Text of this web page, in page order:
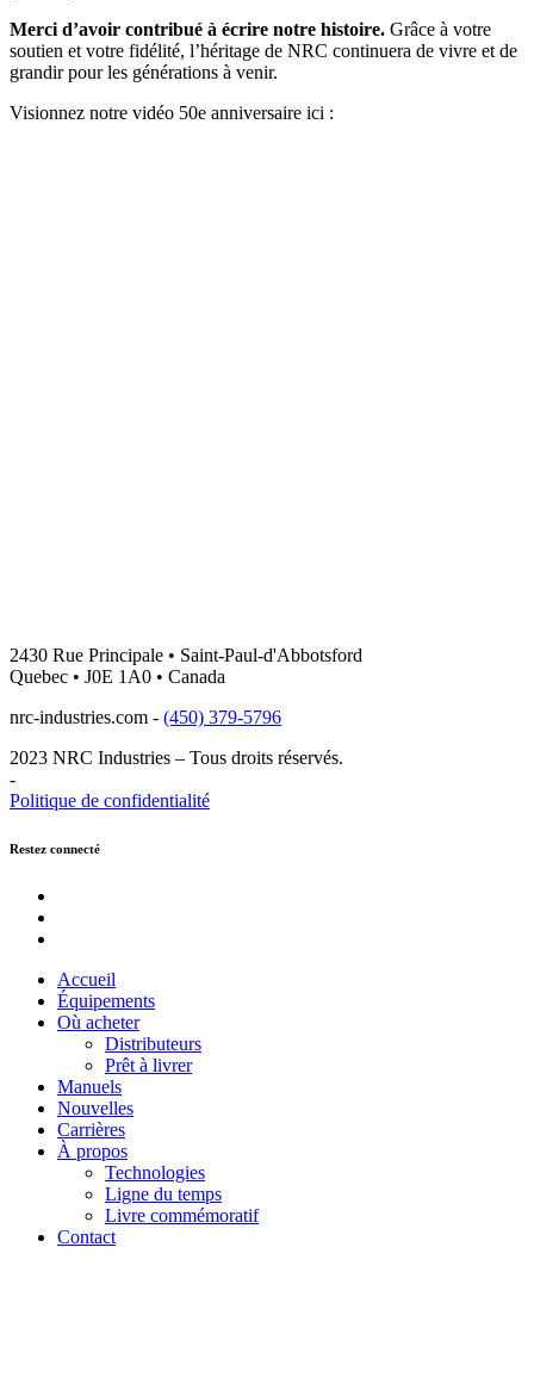
Merci d’avoir contribué à écrire notre histoire. Grâce à votre
soutien et votre fidélité, l’héritage de NRC continuera de vivre et de
grandir pour les générations à venir.
Visionnez notre vidéo 50e anniversaire ici :
2430 Rue Principale • Saint-Paul-d'Abbotsford
Quebec • J0E 1A0 • Canada
nrc-industries.com - (450) 379-5796
2023 NRC Industries – Tous droits réservés.
-
Politique de confidentialité
Restez connecté
Accueil
Équipements
Où acheter
Distributeurs
Prêt à livrer
Manuels
Nouvelles
Carrières
À propos
Technologies
Ligne du temps
Livre commémoratif
Contact